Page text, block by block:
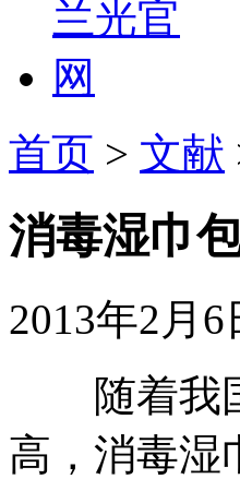
首页 > 文献
消毒湿巾
2013年2月6
随着我国
高，消毒湿